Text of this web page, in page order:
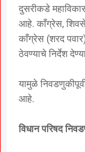
दुसरीकडे
आहे. काँग्रेस,
काँग्रेस (शरद
ठेवण्याचे निर्देश
यामुळे
आहे.
विधान परिषद